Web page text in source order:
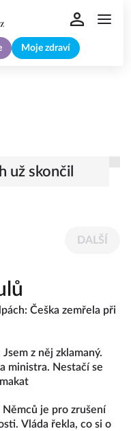
Moje zdraví
už skončil
DALŠÍ
Češka zemřela při
z něj zklamaný.
ministra. Nestačí se
je pro zrušení
Vláda řekla, co si o